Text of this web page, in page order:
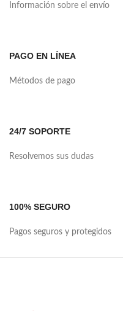
Información sobre el envío
PAGO EN LÍNEA
Métodos de pago
24/7 SOPORTE
Resolvemos sus dudas
100% SEGURO
Pagos seguros y protegidos